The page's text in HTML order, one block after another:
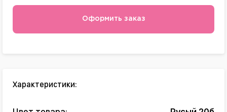
Оформить заказ
Характеристики: